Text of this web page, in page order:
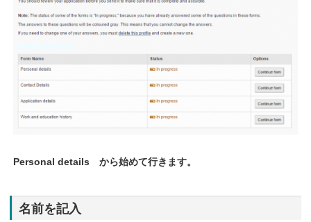
Personal details から始めて行きます。
名前を記入